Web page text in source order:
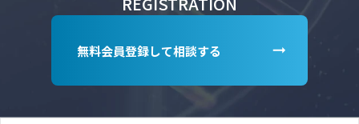
無料会員登録して相談する